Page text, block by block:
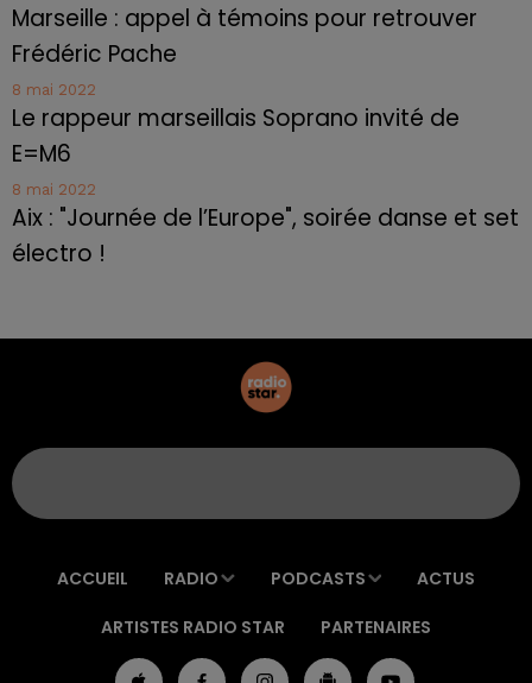
Marseille : appel à témoins pour retrouver
Frédéric Pache
8 mai 2022
Le rappeur marseillais Soprano invité de
E=M6
8 mai 2022
Aix : "Journée de l’Europe", soirée danse et set
électro !
ACCUEIL RADIO PODCASTS ACTUS
ARTISTES RADIO STAR PARTENAIRES